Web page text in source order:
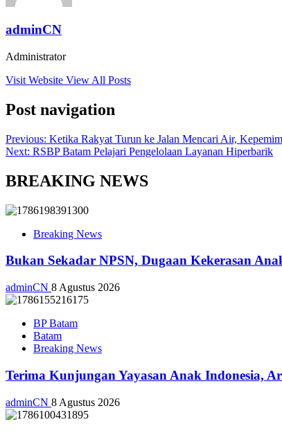
adminCN
Administrator
Visit Website View All Posts
Post navigation
Previous: Ketika Rakyat Turun ke Jalan Mencari Air,
Next: RSBP Batam Pelajari Pengelolaan Layanan Hiperbarik
BREAKING NEWS
Breaking News
Bukan Sekadar NPSN, Dugaan Kekerasan
adminCN 8 Agustus 2026
BP Batam
Batam
Breaking News
Terima Kunjungan Yayasan Anak Indonesia,
adminCN 8 Agustus 2026